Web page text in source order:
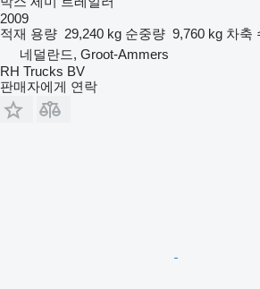
2009
적재 용량 29,240 kg 순중량 9,760 kg 차축
네덜란드, Groot-Ammers
RH Trucks BV
판매자에게 연락